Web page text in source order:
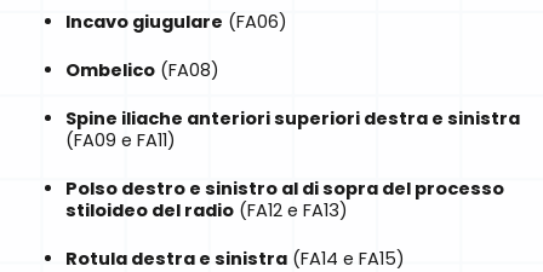
Incavo giugulare (FA06)
Ombelico(FA08)
Spine iliache anteriori superiori destra e sinistra
(FA09 e FA11)
Polso destro e sinistro al di sopra del processo
stiloideo del radio(FA12 e FA13)
Rotula destra e sinistra(FA14 e FA15)